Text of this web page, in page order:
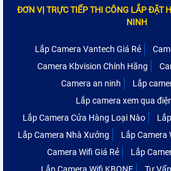
ĐƠN VỊ TRỰC TIẾP THI CÔNG LẮP ĐẶT
NINH
Lắp Camera Vantech Giá Rẻ
Camera Kbvision Chính Hãng
Camera an ninh
Lắp
Lắp camera xem qua
Lắp Camera Cửa Hàng Loại Nào
Lắp Camera Nhà Xưởng
Lắp Camera
Camera Wifi Giá Rẻ
Lắp